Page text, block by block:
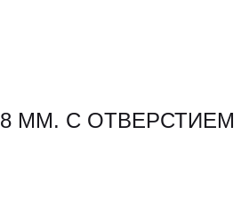
ММ. С ОТВЕРСТИЕМ